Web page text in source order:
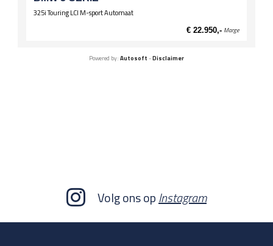
325i Touring LCI M-sport Automaat
€ 22.950,- Marge
Powered by: Autosoft -Disclaimer
Volg ons opInstagram